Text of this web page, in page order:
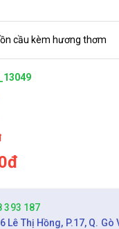
cầu kèm hương thơm
393 187
Lê Thị Hồng, P.17, Q. Gò